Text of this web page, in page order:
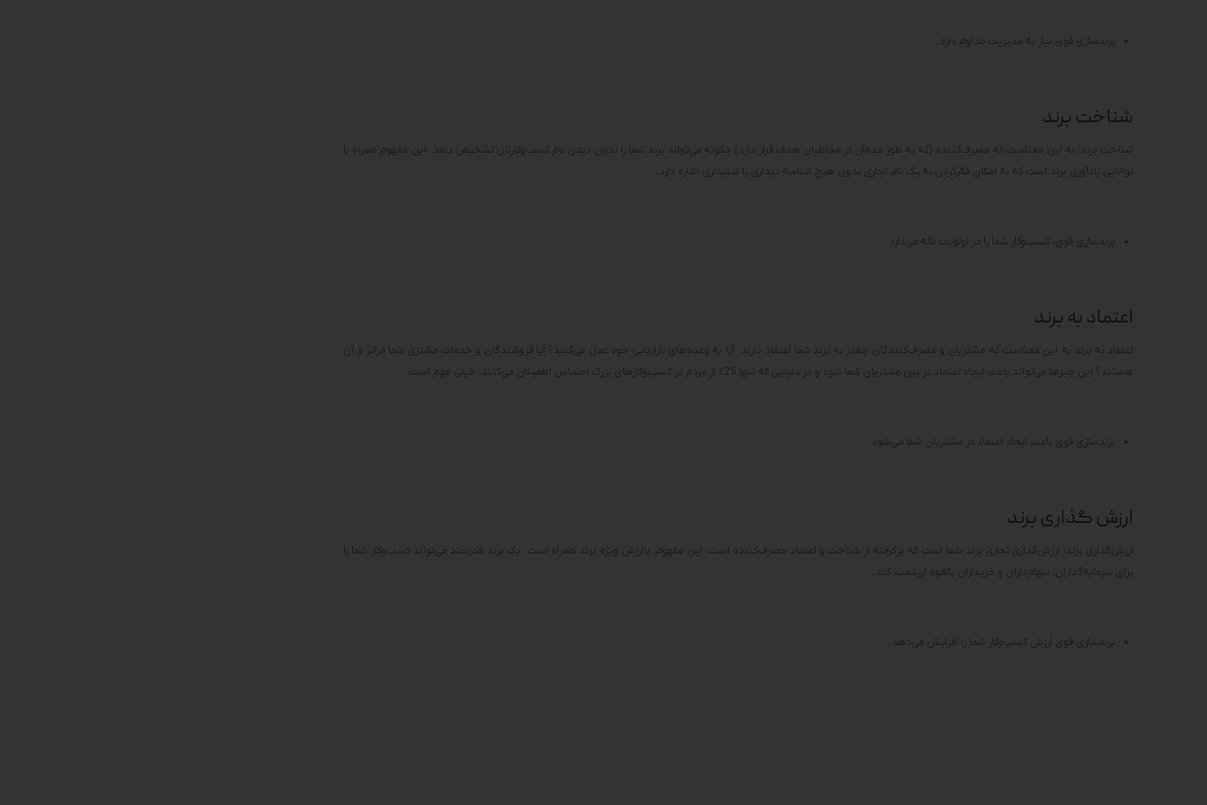
برندسازی قوی نیاز به مدیریت مداوم دارد.
شناخت برند
شناخت برند، به این معناست که مصرف‌کننده (که به طور ایده‌آل در مخاطبان هدف قرار دارد) چگونه می‌تواند برند شما را بدون دیدن نام کسب‌وکارتان تشخیص دهد. این مفهوم همراه با
توانایی یادآوری برند است که به امکان فکرکردن به یک نام تجاری بدون هیچ شناسه دیداری یا شنیداری اشاره دارد.
برندسازی قوی، کسب‌وکار شما را در اولویت نگه می‌دارد.
اعتماد به برند
اعتماد به برند به این معناست که مشتریان و مصرف‌کنندگان چقدر به برند شما اعتقاد دارند. آیا به وعده‌های بازاریابی خود عمل می‌کنید؟ آیا فروشندگان و خدمات مشتری شما فراتر از آن
هستند؟ این چیزها می‌تواند باعث ایجاد اعتماد در بین مشتریان شما شود و در دنیایی که تنها 25٪ از مردم در کسب‌وکارهای بزرگ احساس اطمینان می‌کنند، خیلی مهم است.
برندسازی قوی باعث ایجاد اعتماد در مشتریان شما می‌شود.
ارزش گذاری برند
ارزش‌گذاری برند، ارزش‌گذاری تجاری برند شما است که برگرفته از شناخت و اعتماد مصرف‌کننده است. این مفهوم، باارزش ویژه برند همراه است. یک برند قدرتمند می‌تواند کسب‌وکار شما را
برای سرمایه‌گذاران، سهام‌داران و خریداران بالقوه ارزشمند کند.
برندسازی قوی ارزش کسب‌وکار شما را افزایش می‌دهد.